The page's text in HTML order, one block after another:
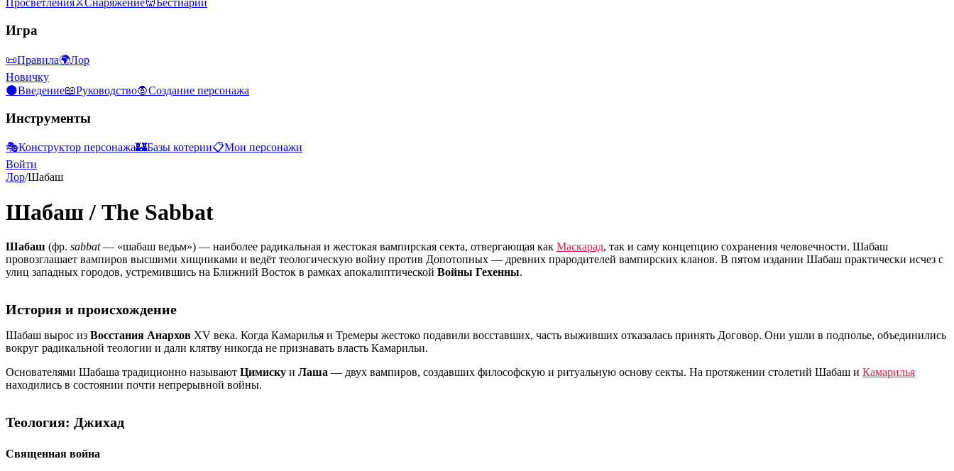
Просветления⚔️Снаряжение👹Бестиарий
Игра
📜Правила🌍Лор
Новичку
🌑Введение📖Руководство🧛Создание персонажа
Инструменты
🎭Конструктор персонажа🏰Базы котерии📋Мои персонажи
Войти
Лор/Шабаш
Шабаш / The Sabbat
Шабаш (фр. sabbat — «шабаш ведьм») — наиболее радикальная и жестокая вампирская секта, отвергающая как Маскарад, так и саму концепцию сохранения человечности. Шабаш
провозглашает вампиров высшими хищниками и ведёт теологическую войну против Допотопных — древних прародителей вампирских кланов. В пятом издании Шабаш практически исчез с
улиц западных городов, устремившись на Ближний Восток в рамках апокалиптической Войны Гехенны.
История и происхождение
Шабаш вырос из Восстания Анархов XV века. Когда Камарилья и Тремеры жестоко подавили восставших, часть выживших отказалась принять Договор. Они ушли в подполье, объединились
вокруг радикальной теологии и дали клятву никогда не признавать власть Камарильи.
Основателями Шабаша традиционно называют Цимиску и Лаша — двух вампиров, создавших философскую и ритуальную основу секты. На протяжении столетий Шабаш и Камарилья
находились в состоянии почти непрерывной войны.
Теология: Джихад
Священная война